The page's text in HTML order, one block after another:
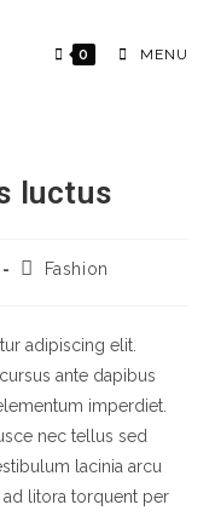
0 MENU
luctus
Fashion
adipiscing elit.
ante dapibus
imperdiet.
nec tellus sed
lacinia arcu
litora torquent per